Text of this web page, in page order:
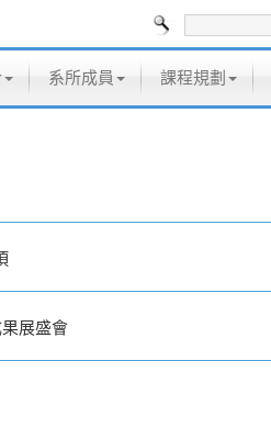
系所成員 課程規劃
展盛會